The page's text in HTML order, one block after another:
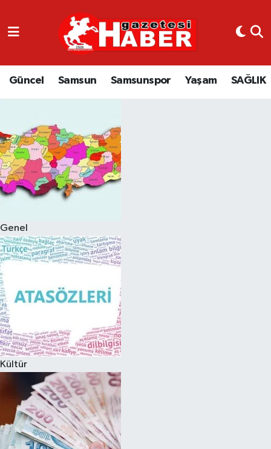
Güncel Samsun Samsunspor Yaşam SAĞLIK
Genel
Kültür
GÜNCEL
SAMSUN
EKONOMİ
YAŞAM